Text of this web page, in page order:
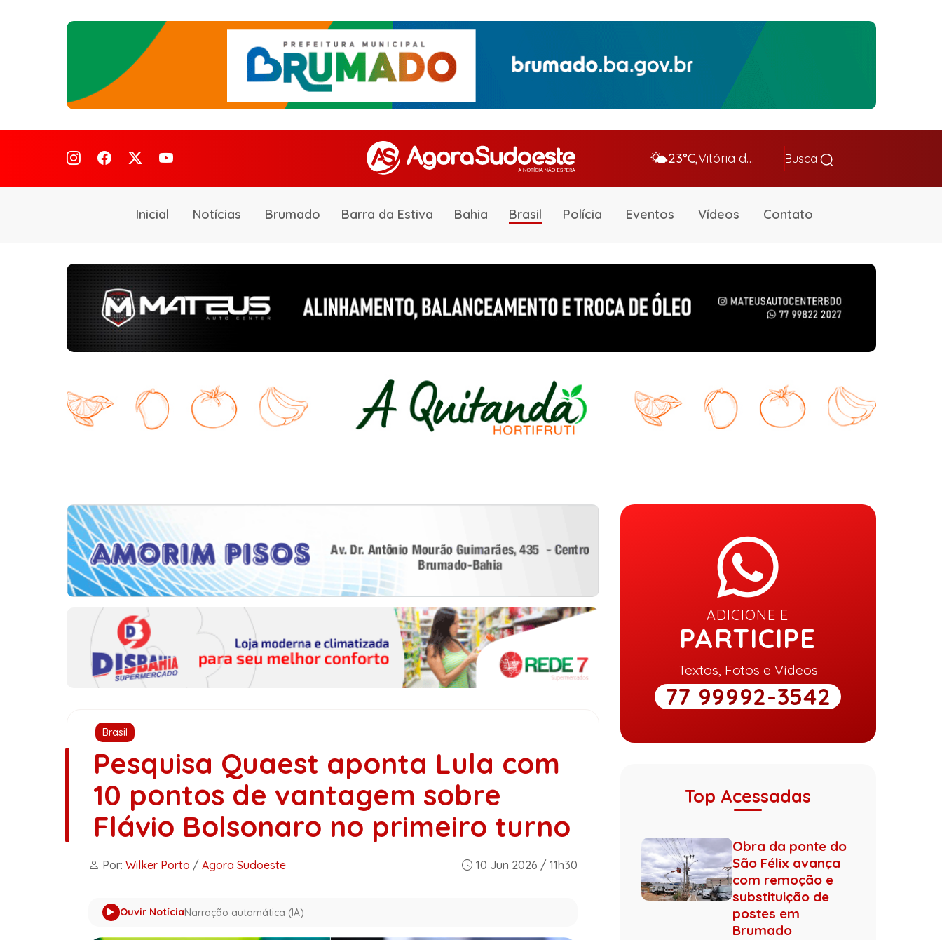
🌤️23°C, Vitória da Conq… Busca
Inicial Notícias Brumado Barra da Estiva Bahia Brasil Polícia Eventos Vídeos Contato
Brasil
Pesquisa Quaest aponta Lula com
10 pontos de vantagem sobre
Flávio Bolsonaro no primeiro turno
Por: Wilker Porto / Agora Sudoeste 10 Jun 2026 / 11h30
Ouvir NotíciaNarração automática (IA)
ADICIONE E
PARTICIPE
Textos, Fotos e Vídeos
77 99992-3542
Top Acessadas
Obra da ponte do
São Félix avança
com remoção e
substituição de
postes em
Brumado